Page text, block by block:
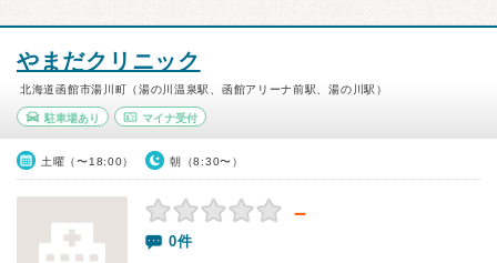
やまだクリニック
北海道函館市湯川町（湯の川温泉駅、函館アリーナ前駅、湯の川駅）
駐車場あり マイナ受付
土曜（〜18:00） 朝（8:30〜）
－
0件